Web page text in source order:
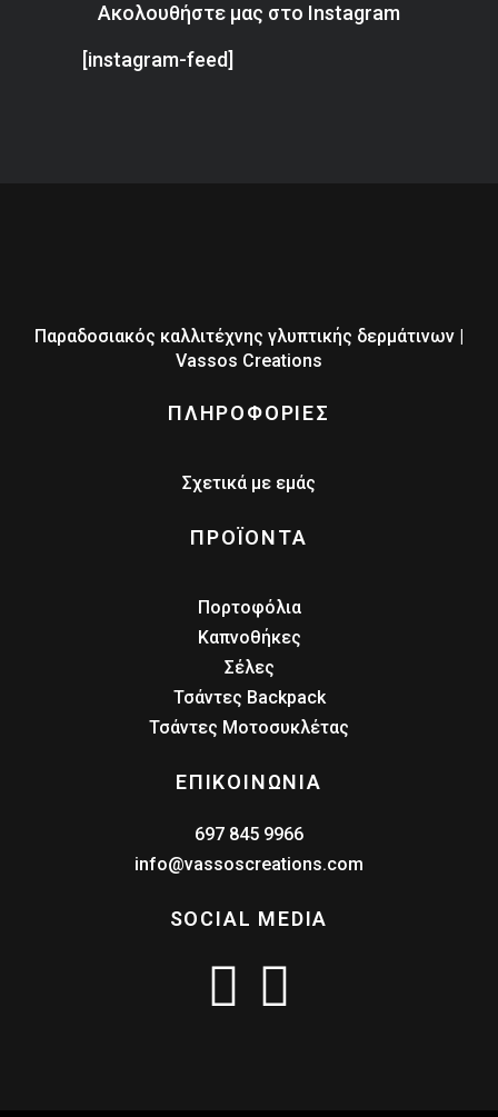
Ακολουθήστε μας στο Instagram
[instagram-feed]
Παραδοσιακός καλλιτέχνης γλυπτικής δερμάτινων |
Vassos Creations
ΠΛΗΡΟΦΟΡΙΕΣ
Σχετικά με εμάς
ΠΡΟΪΟΝΤΑ
Πορτοφόλια
Καπνοθήκες
Σέλες
Τσάντες Backpack
Τσάντες Μοτοσυκλέτας
ΕΠΙΚΟΙΝΩΝΙΑ
697 845 9966
info@vassoscreations.com
SOCIAL MEDIA